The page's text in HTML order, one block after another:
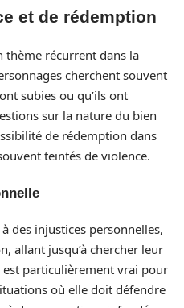
et de rédemption
thème récurrent dans la
cherchent souvent
subies ou qu’ils ont
sur la nature du bien
de rédemption dans
teintés de violence.
des injustices personnelles,
allant jusqu’à chercher leur
particulièrement vrai pour
où elle doit défendre